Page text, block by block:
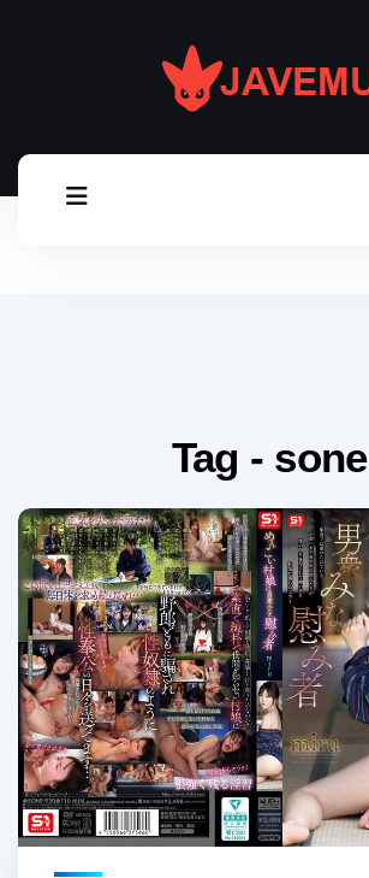
Tag - sone